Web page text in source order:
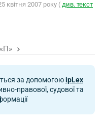
квітня 2007 року ( див. текст
за допомогоюipLex
правової, судової та